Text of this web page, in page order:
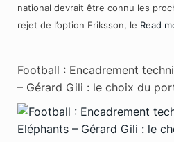
national devrait être connu les
rejet de l’option Eriksson, le Read
Football : Encadrement
– Gérard Gili : le choix du